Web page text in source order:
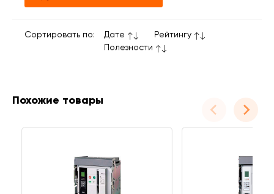
Сортировать по: Дате
Рейтингу
Полезности
Похожие товары